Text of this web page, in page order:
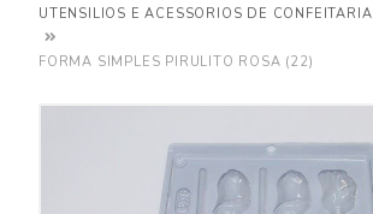
UTENSILIOS E ACESSORIOS DE CONFEITARIA
FORMA SIMPLES PIRULITO ROSA (22)